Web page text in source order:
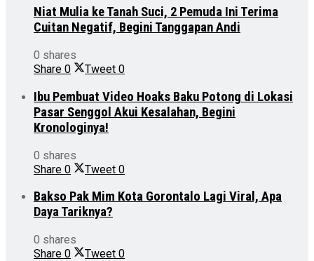
Niat Mulia ke Tanah Suci, 2 Pemuda Ini Terima
Cuitan Negatif, Begini Tanggapan Andi
0 shares
Share 0 Tweet 0
Ibu Pembuat Video Hoaks Baku Potong di Lokasi
Pasar Senggol Akui Kesalahan, Begini
Kronologinya!
0 shares
Share 0 Tweet 0
Bakso Pak Mim Kota Gorontalo Lagi Viral, Apa
Daya Tariknya?
0 shares
Share 0 Tweet 0